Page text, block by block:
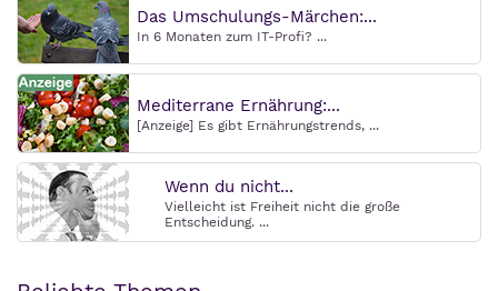
Das Umschulungs-Märchen:...
In 6 Monaten zum IT-Profi? ...
Mediterrane Ernährung:...
[Anzeige] Es gibt Ernährungstrends, ...
Wenn du nicht...
Vielleicht ist Freiheit nicht die große
Entscheidung. ...